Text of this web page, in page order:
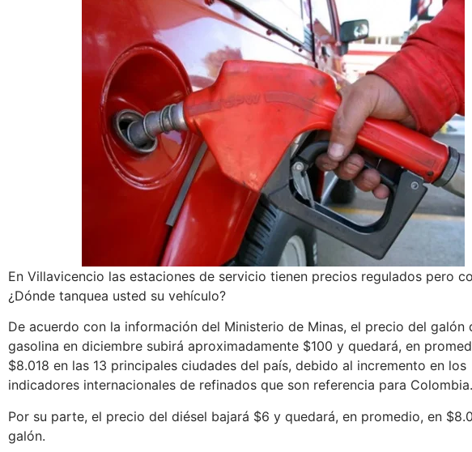
En Villavicencio las estaciones de servicio tienen precios regulados pero
¿Dónde tanquea usted su vehículo?
De acuerdo con la información del Ministerio de Minas, el precio del galón
gasolina en diciembre subirá aproximadamente $100 y quedará, en
$8.018 en las 13 principales ciudades del país, debido al incremento en los
indicadores internacionales de refinados que son referencia para Colombia.
Por su parte, el precio del diésel bajará $6 y quedará, en promedio, en
galón.